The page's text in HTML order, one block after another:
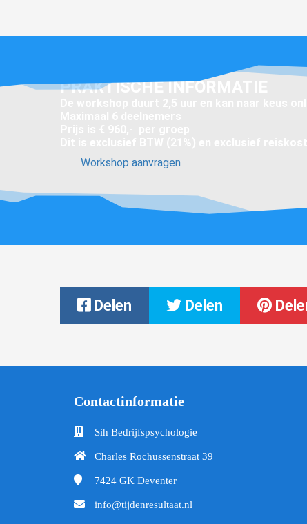
PRAKTISCHE INFORMATIE
Workshop aanvragen
Delen Delen
Contactinformatie
Sih Bedrijfspsychologie
Charles Rochussenstraat 39
7424 GK Deventer
info@tijdenresultaat.nl